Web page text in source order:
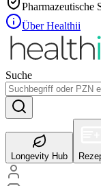
Pharmazeutische
Über Healthii
Suche
Longevity Hub